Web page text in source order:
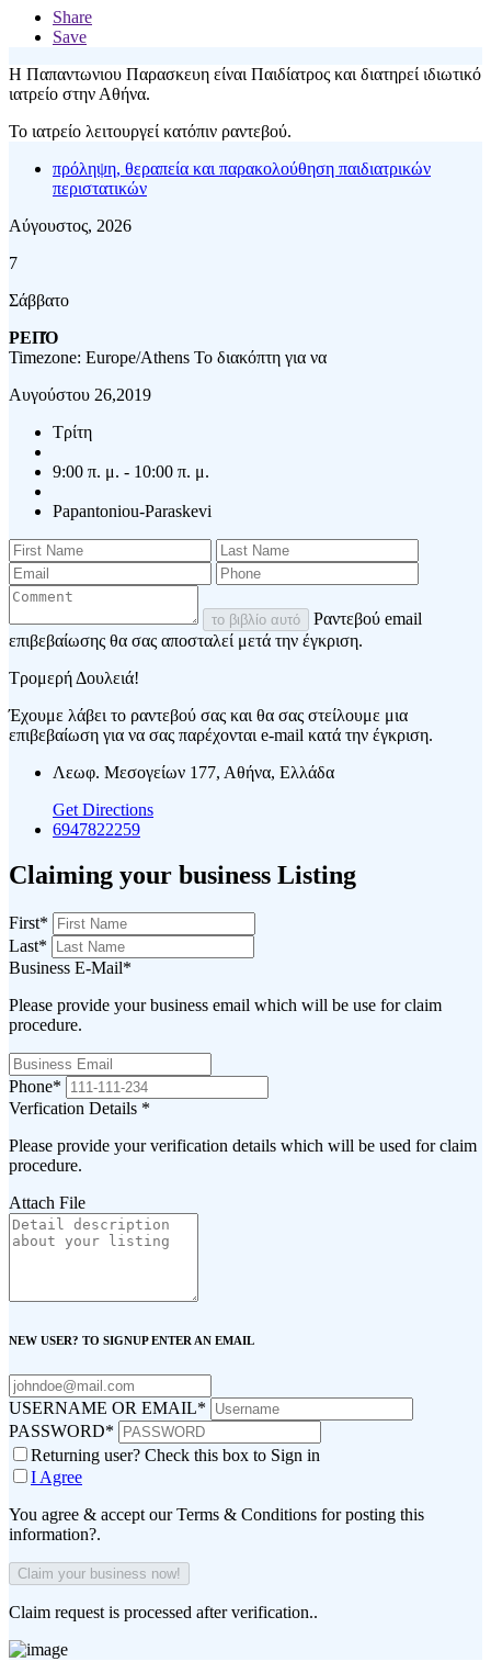
Share
Save
Η Παπαντωνιου Παρασκευη είναι Παιδίατρος και διατηρεί ιδιωτικό
ιατρείο στην Αθήνα.
Το ιατρείο λειτουργεί κατόπιν ραντεβού.
πρόληψη, θεραπεία και παρακολούθηση παιδιατρικών
περιστατικών
Αύγουστος, 2026
7
Σάββατο
ΡΕΠΌ
Timezone: Europe/Athens Το διακόπτη για να
Αυγούστου 26,2019
Τρίτη
9:00 π. μ. - 10:00 π. μ.
Papantoniou-Paraskevi
το βιβλίο αυτό
Ραντεβού email
επιβεβαίωσης θα σας αποσταλεί μετά την έγκριση.
Τρομερή Δουλειά!
Έχουμε λάβει το ραντεβού σας και θα σας στείλουμε μια
επιβεβαίωση για να σας παρέχονται e-mail κατά την έγκριση.
Λεωφ. Μεσογείων 177, Αθήνα, Ελλάδα
Get Directions
6947822259
Claiming your business Listing
First*
Last*
Business E-Mail*
Please provide your business email which will be use for claim
procedure.
Phone*
Verfication Details *
Please provide your verification details which will be used for claim
procedure.
Attach File
NEW USER? TO SIGNUP ENTER AN EMAIL
USERNAME OR EMAIL*
PASSWORD*
Returning user? Check this box to Sign in
I Agree
You agree & accept our Terms & Conditions for posting this
information?.
Claim request is processed after verification..